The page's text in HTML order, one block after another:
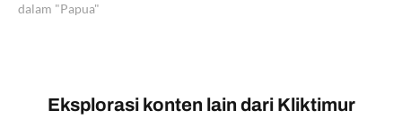
dalam "Papua"
Eksplorasi konten lain dari Kliktimur